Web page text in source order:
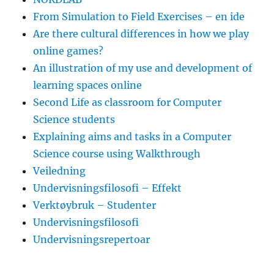
From Simulation to Field Exercises – en ide
Are there cultural differences in how we play
online games?
An illustration of my use and development of
learning spaces online
Second Life as classroom for Computer
Science students
Explaining aims and tasks in a Computer
Science course using Walkthrough
Veiledning
Undervisningsfilosofi – Effekt
Verktøybruk – Studenter
Undervisningsfilosofi
Undervisningsrepertoar